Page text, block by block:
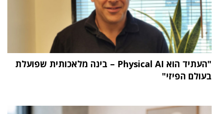
"העתיד הוא Physical AI – בינה מלאכותית שפועלת
בעולם הפיזי"